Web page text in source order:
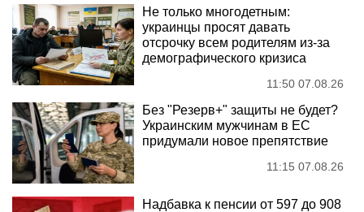
Не только многодетным:
украинцы просят давать
отсрочку всем родителям из-за
демографического кризиса
11:50 07.08.26
Без "Резерв+" защиты не будет?
Украинским мужчинам в ЕС
придумали новое препятствие
11:15 07.08.26
Надбавка к пенсии от 597 до 908